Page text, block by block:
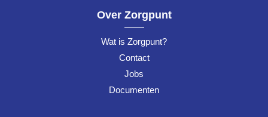
Over Zorgpunt
Wat is Zorgpunt?
Contact
Jobs
Documenten